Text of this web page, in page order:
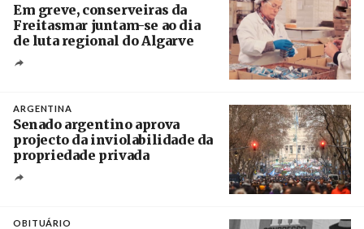
Em greve, conserveiras da
Freitasmar juntam-se ao dia
de luta regional do Algarve
ARGENTINA
Senado argentino aprova
projecto da inviolabilidade da
propriedade privada
OBITUÁRIO